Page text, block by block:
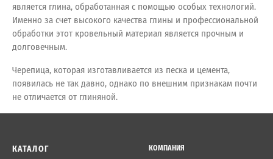
является глина, обработанная с помощью особых технологий.
Именно за счет высокого качества глины и профессиональной
обработки этот кровельный материал является прочным и
долговечным.
Черепица, которая изготавливается из песка и цемента,
появилась не так давно, однако по внешним признакам почти
не отличается от глиняной.
КАТАЛОГ
КОМПАНИЯ